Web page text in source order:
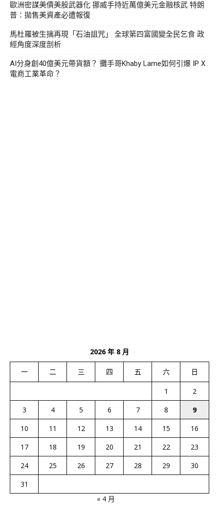
歐洲密謀美債美股武器化 挪威手持近萬億美元金融核武 特朗
普：拋售美資產必遭報復
馬杜羅被生擒再現「石油詛咒」 全球第四富國變全民乞食 政
經角度深度剖析
AI分身創40億美元帶貨額？ 攤手哥Khaby Lame如何引爆 IP X
電商工業革命？
2026 年 8 月
一 二 三 四 五 六 日
1
2
3
4 5 6 7 8
9
10
11 12 13 14 15
16
17
18 19 20 21 22
23
24
25 26 27 28 29
30
31
« 4 月